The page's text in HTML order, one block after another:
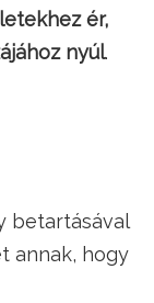
ér,
nyúl.
betartásával
annak, hogy